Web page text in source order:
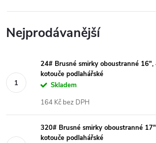
Nejprodávanější
24# Brusné smirky oboustranné 16",
kotouče podlahářské
Skladem
164 Kč bez DPH
320# Brusné smirky oboustranné
kotouče podlahářské